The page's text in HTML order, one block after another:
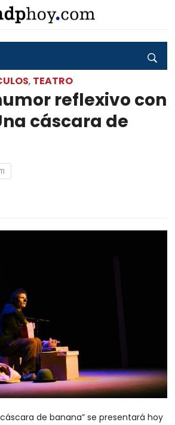
, TEATRO
reflexivo con
cáscara de
de banana” se presentará hoy